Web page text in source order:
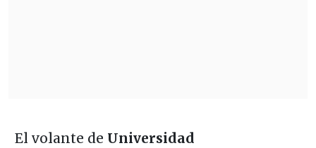
El volante de Universidad